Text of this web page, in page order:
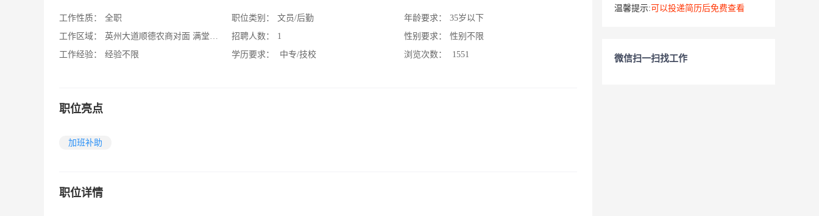
工作性质：
全职
工作区域：
英州大道顺德农商对面 满堂红房地产隔离电梯上六楼
工作经验：
经验不限
职位类别：
文员/后勤
招聘人数：
1
学历要求：
中专/技校
年龄要求：
35岁以下
性别要求：
性别不限
浏览次数：
1551
职位亮点
加班补助
职位详情
温馨提示: 可以投递简历后免费查看
微信扫一扫找工作